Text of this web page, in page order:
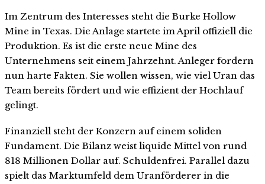
Im Zentrum des Interesses steht die Burke Hollow
Mine in Texas. Die Anlage startete im April offiziell die
Produktion. Es ist die erste neue Mine des
Unternehmens seit einem Jahrzehnt. Anleger fordern
nun harte Fakten. Sie wollen wissen, wie viel Uran das
Team bereits fördert und wie effizient der Hochlauf
gelingt.
Finanziell steht der Konzern auf einem soliden
Fundament. Die Bilanz weist liquide Mittel von rund
818 Millionen Dollar auf. Schuldenfrei. Parallel dazu
spielt das Marktumfeld dem Uranförderer in die